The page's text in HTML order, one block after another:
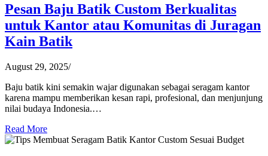
Pesan Baju Batik Custom Berkualitas
untuk Kantor atau Komunitas di Juragan
Kain Batik
August 29, 2025/
Baju batik kini semakin wajar digunakan sebagai seragam kantor
karena mampu memberikan kesan rapi, profesional, dan menjunjung
nilai budaya Indonesia.…
Read More